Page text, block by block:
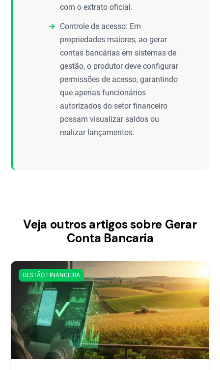
com o extrato oficial.
Controle de acesso: Em
propriedades maiores, ao gerar
contas bancárias em sistemas de
gestão, o produtor deve configurar
permissões de acesso, garantindo
que apenas funcionários
autorizados do setor financeiro
possam visualizar saldos ou
realizar lançamentos.
Veja outros artigos sobre Gerar
Conta Bancaria
GESTÃO FINANCEIRA